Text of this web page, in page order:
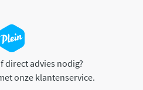
direct advies nodig?
onze klantenservice.